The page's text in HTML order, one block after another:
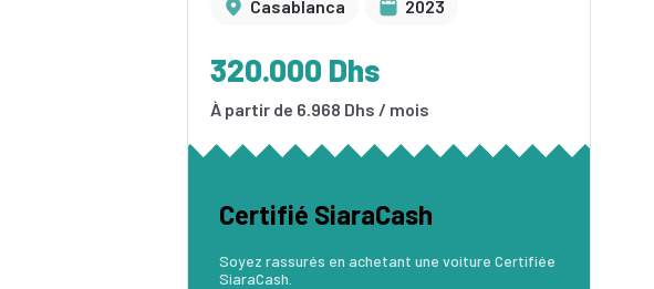
Casablanca 2023
320.000 Dhs
À partir de 6.968 Dhs / mois
Certifié SiaraCash
Soyez rassurés en achetant une voiture Certifiée
SiaraCash.